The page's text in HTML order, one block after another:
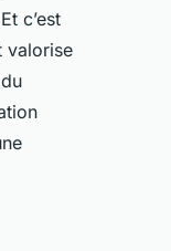
c’est
valorise